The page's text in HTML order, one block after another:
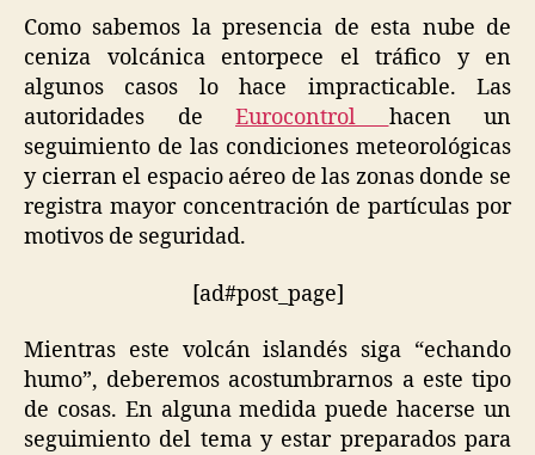
Como sabemos la presencia de esta nube de
ceniza volcánica entorpece el tráfico y en
algunos casos lo hace impracticable. Las
autoridades de Eurocontrol hacen un
seguimiento de las condiciones meteorológicas
y cierran el espacio aéreo de las zonas donde se
registra mayor concentración de partículas por
motivos de seguridad.
[ad#post_page]
Mientras este volcán islandés siga “echando
humo”, deberemos acostumbrarnos a este tipo
de cosas. En alguna medida puede hacerse un
seguimiento del tema y estar preparados para